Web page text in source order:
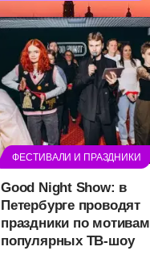
ФЕСТИВАЛИ И ПРАЗДНИКИ
Good Night Show: в
Петербурге проводят
праздники по мотивам
популярных ТВ-шоу